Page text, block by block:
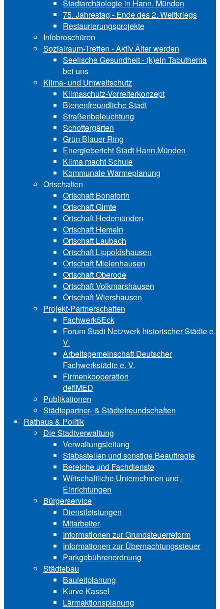
Stadtarchäologie in Hann. Münden
75. Jahrestag - Ende des 2. Weltkriegs
Restaurierungsprojekte
Infobroschüren
Sozialraum-Treffen - Aktiv Älter werden
Seelische Gesundheit - (k)ein Tabuthema
bei uns
Klima- und Umweltschutz
Klimaschutz-Vorreiterkonzept
Bienenfreundliche Stadt
Straßenbeleuchtung
Schottergärten
Grün Blauer Ring
Energiebericht Stadt Hann.Münden
Klima macht Schule
Kommunale Wärmeplanung
Ortschaften
Ortschaft Bonaforth
Ortschaft Gimte
Ortschaft Hedemünden
Ortschaft Hemeln
Ortschaft Laubach
Ortschaft Lip‍polds‍hau‍sen
Ortschaft Mielenhausen
Ortschaft Oberode
Ortschaft Volk‍mars‍hau‍sen
Ortschaft Wiershausen
Projekt-Partnerschaften
Fachwerk5Eck
Forum Stadt Netzwerk historischer Städte e.
V.
Arbeitsgemeinschaft Deutscher
Fachwerkstädte e. V.
Firmenkooperation
defiMED
Publikationen
Städtepartner- & Städtefreundschaften
Rathaus & Politik
Die Stadtverwaltung
Verwaltungsleitung
Stabsstellen und ­sonstige Beauftragte
Bereiche und ­Fachdienste
Wírtschaftliche ­Unternehmen und ­
Einrichtungen
Bürgerservice
Dienstleistungen
Mitarbeiter
Informationen zur Grund‍steu‍er‍re‍form
Informationen zur Über‍nachtungssteuer
Parkgebührenordnung
Städtebau
Bauleitplanung
Kurve Kassel
Lärmaktionsplanung